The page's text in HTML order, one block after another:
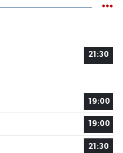
21:30
19:00
19:00
21:30